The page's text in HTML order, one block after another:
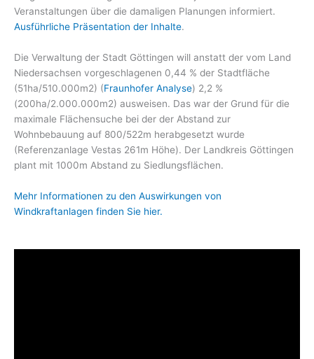
Veranstaltungen über die damaligen Planungen informiert.
Ausführliche Präsentation der Inhalte.
Die Verwaltung der Stadt Göttingen will anstatt der vom Land
Niedersachsen vorgeschlagenen 0,44 % der Stadtfläche
(51ha/510.000m2) (Fraunhofer Analyse) 2,2 %
(200ha/2.000.000m2) ausweisen. Das war der Grund für die
maximale Flächensuche bei der der Abstand zur
Wohnbebauung auf 800/522m herabgesetzt wurde
(Referenzanlage Vestas 261m Höhe). Der Landkreis Göttingen
plant mit 1000m Abstand zu Siedlungsflächen.
Mehr Informationen zu den Auswirkungen von
Windkraftanlagen finden Sie hier.